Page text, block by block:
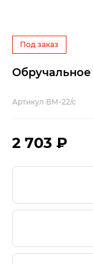
Под заказ
Обручальное
Артикул ВМ-22/с
2 703 ₽